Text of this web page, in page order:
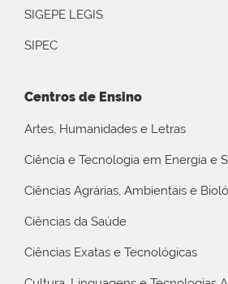
SIGEPE LEGIS
SIPEC
Centros de Ensino
Artes, Humanidades e Letras
Ciência e Tecnologia em Energia e
Ciências Agrárias, Ambientais e
Ciências da Saúde
Ciências Exatas e Tecnológicas